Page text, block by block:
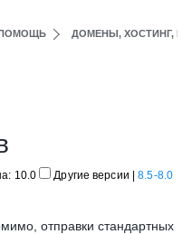
ДОМЕНЫ, ХОСТИНГ,
10.0 Другие версии |8.5-8.0
отправки стандартных